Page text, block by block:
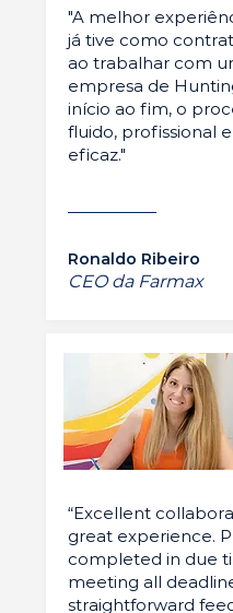
"A melhor
já tive como
ao trabalhar com
empresa de
início ao fim, o
fluido, profissional
eficaz."
Ronaldo Ribeiro
CEO da Farmax
“Excellent
great experience.
completed in due
meeting all
straightforward